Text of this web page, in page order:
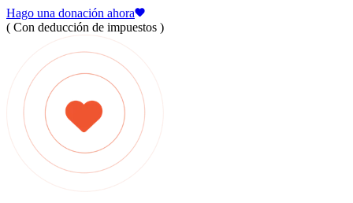
Hago una donación ahora
( Con deducción de impuestos )